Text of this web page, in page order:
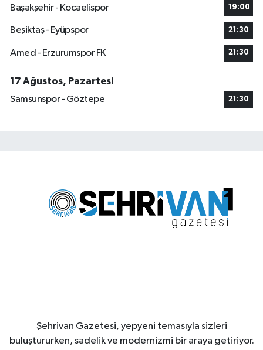
Başakşehir - Kocaelispor
19:00
Beşiktaş - Eyüpspor 21:30
Amed - Erzurumspor FK 21:30
17 Ağustos, Pazartesi
Samsunspor - Göztepe
21:30
Şehrivan Gazetesi, yepyeni temasıyla sizleri
buluştururken, sadelik ve modernizmi bir araya getiriyor.